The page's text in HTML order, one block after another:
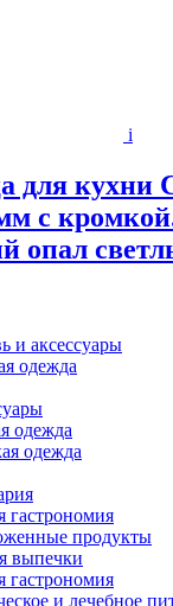
i
для кухни
с
опал
и аксессуары
одежда
одежда
одежда
гастрономия
продукты
выпечки
гастрономия
и лечебное